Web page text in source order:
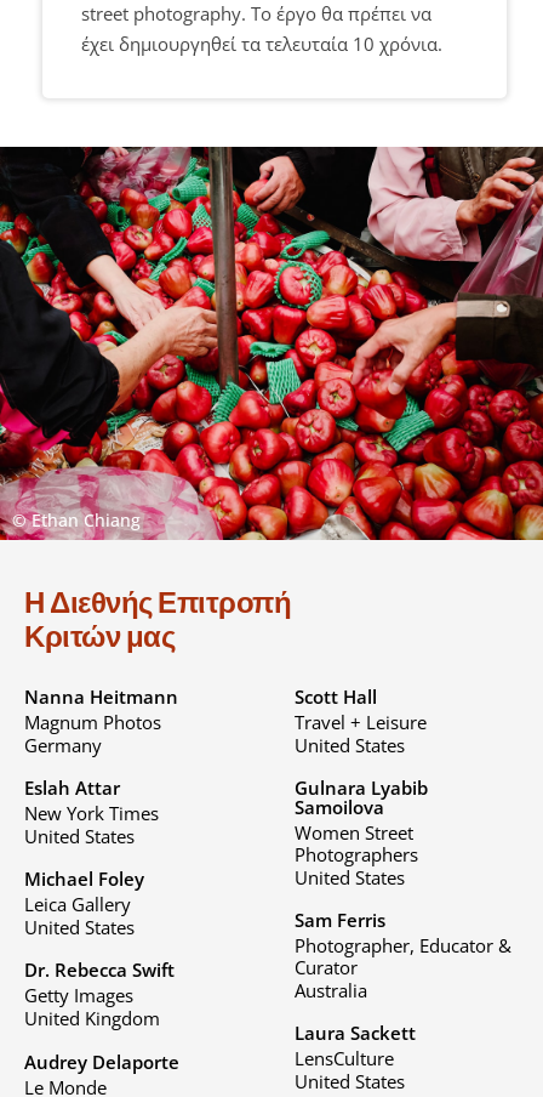
street photography. Το έργο θα πρέπει να
έχει δημιουργηθεί τα τελευταία 10 χρόνια.
© Ethan Chiang
Η Διεθνής Επιτροπή
Κριτών μας
Nanna Heitmann
Magnum Photos
Germany
Eslah Attar
New York Times
United States
Michael Foley
Leica Gallery
United States
Dr. Rebecca Swift
Getty Images
United Kingdom
Audrey Delaporte
Le Monde
Scott Hall
Travel + Leisure
United States
Gulnara Lyabib
Samoilova
Women Street
Photographers
United States
Sam Ferris
Photographer, Educator &
Curator
Australia
Laura Sackett
LensCulture
United States